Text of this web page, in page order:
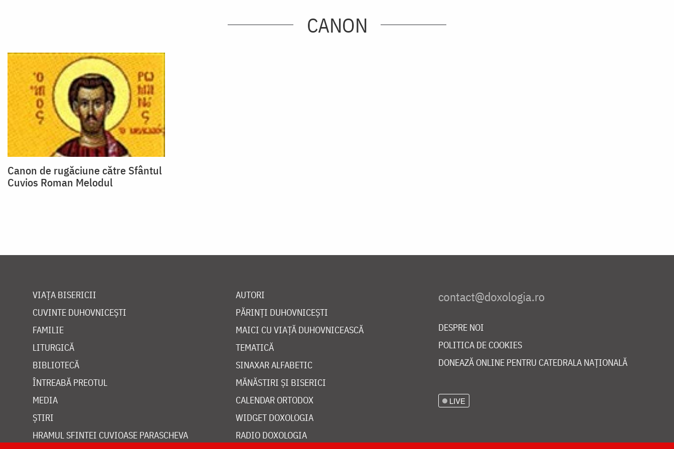
CANON
Canon de rugăciune către Sfântul
Cuvios Roman Melodul
VIAȚA BISERICII
CUVINTE DUHOVNICEȘTI
FAMILIE
LITURGICĂ
BIBLIOTECĂ
ÎNTREABĂ PREOTUL
MEDIA
ȘTIRI
HRAMUL SFINTEI CUVIOASE PARASCHEVA
AUTORI
PĂRINȚI DUHOVNICEȘTI
MAICI CU VIAȚĂ DUHOVNICEASCĂ
TEMATICĂ
SINAXAR ALFABETIC
MĂNĂSTIRI ȘI BISERICI
CALENDAR ORTODOX
WIDGET DOXOLOGIA
RADIO DOXOLOGIA
DESPRE NOI
POLITICA DE COOKIES
DONEAZĂ ONLINE PENTRU CATEDRALA NAȚIONALĂ
LIVE